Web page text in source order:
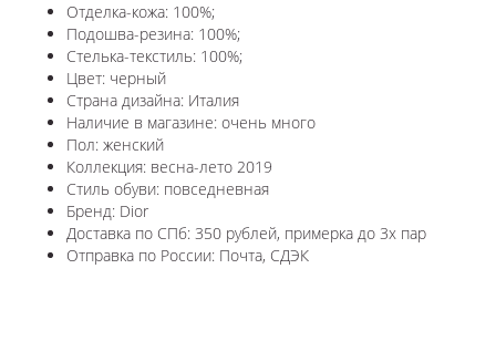
Отделка-кожа: 100%;
Подошва-резина: 100%;
Стелька-текстиль: 100%;
Цвет: черный
Страна дизайна: Италия
Наличие в магазине: очень много
Пол: женский
Коллекция: весна-лето 2019
Стиль обуви: повседневная
Бренд: Dior
Доставка по СПб: 350 рублей, примерка до 3х пар
Отправка по России: Почта, СДЭК